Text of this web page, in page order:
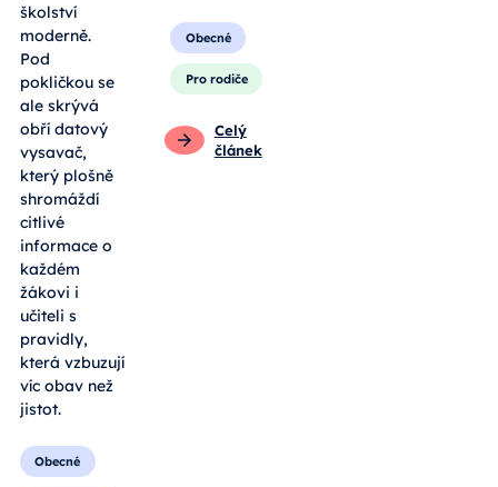
školství
moderně.
Pod
pokličkou se
ale skrývá
obří datový
vysavač,
který plošně
shromáždí
citlivé
informace o
každém
žákovi i
učiteli s
pravidly,
která vzbuzují
víc obav než
jistot.
Obecné
Obecné
Pro rodiče
Celý
článek